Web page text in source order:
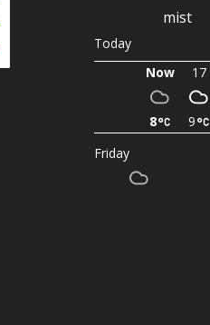
mist
Today
Now
8
17
9
Friday